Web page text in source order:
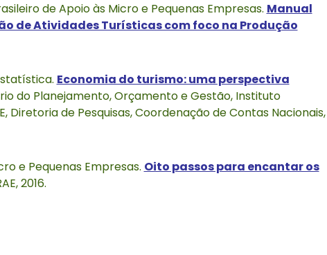
de Apoio às Micro e Pequenas Empresas. Manual
de Atividades Turísticas com foco na Produção
Economia do turismo: uma perspectiva
do Planejamento, Orçamento e Gestão, Instituto
Diretoria de Pesquisas, Coordenação de Contas Nacionais,
e Pequenas Empresas. Oito passos para encantar os
2016.